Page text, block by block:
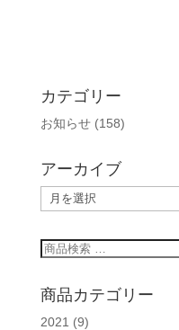
カテゴリー
お知らせ(158)
アーカイブ
ー
カ
イ
検
対
商品カテゴリー
2021 (9)